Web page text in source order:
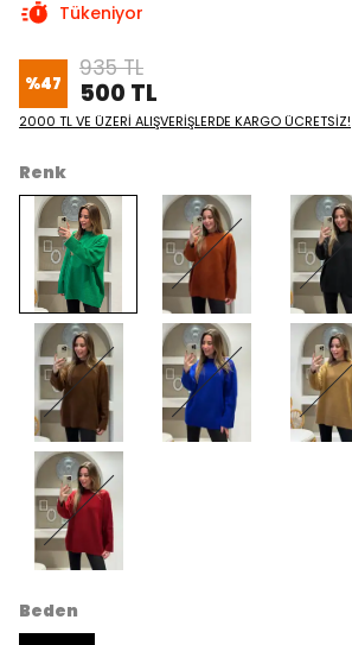
Tükeniyor
%47
935 TL
500 TL
2000 TL VE ÜZERİ ALIŞVERİŞLERDE KARGO ÜCRETSİZ!
Renk
Beden